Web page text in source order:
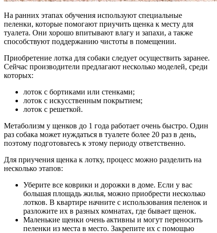
На ранних этапах обучения используют специальные
пеленки, которые помогают приучить щенка к месту для
туалета. Они хорошо впитывают влагу и запахи, а также
способствуют поддержанию чистоты в помещении.
Приобретение лотка для собаки следует осуществить заранее.
Сейчас производители предлагают несколько моделей, среди
которых:
лоток с бортиками или стенками;
лоток с искусственным покрытием;
лоток с решеткой.
Метаболизм у щенков до 1 года работает очень быстро. Один
раз собака может нуждаться в туалете более 20 раз в день,
поэтому подготовьтесь к этому периоду ответственно.
Для приучения щенка к лотку, процесс можно разделить на
несколько этапов:
Уберите все коврики и дорожки в доме. Если у вас
большая площадь жилья, можно приобрести несколько
лотков. В квартире начните с использования пеленок и
разложите их в разных комнатах, где бывает щенок.
Маленькие щенки очень активны и могут переносить
пеленки из места в место. Закрепите их с помощью